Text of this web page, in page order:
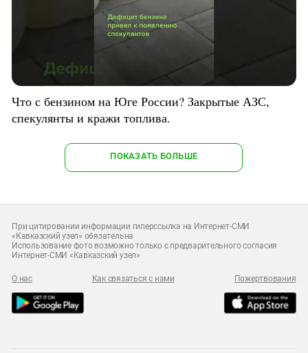
Что с бензином на Юге России? Закрытые АЗС,
спекулянты и кражи топлива.
ПОКАЗАТЬ БОЛЬШЕ
При цитировании информации гиперссылка на Интернет-СМИ
«Кавказский узел» обязательна
Использование фото возможно только с предварительного согласия
Интернет-СМИ «Кавказский узел»
О нас Как связаться с нами Пожертвования